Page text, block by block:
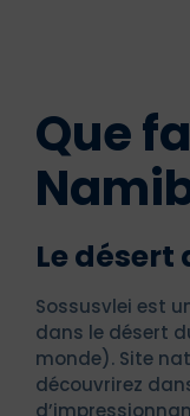
Que
Le désert
Sossusvlei est
dans le désert
monde). Site
découvrirez